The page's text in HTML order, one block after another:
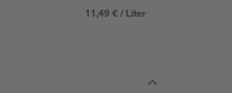
11,49 € / Liter